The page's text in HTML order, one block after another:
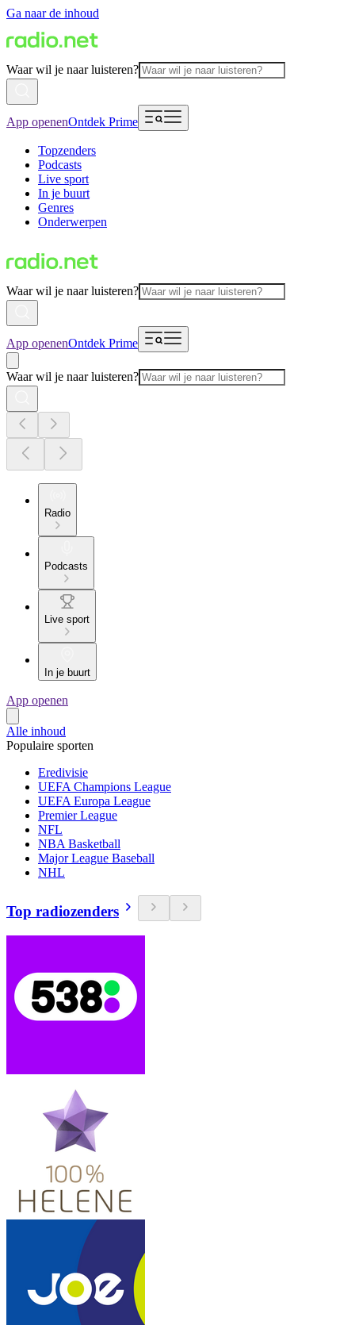
Ga naar de inhoud
Waar wil je naar luisteren?
App openenOntdek Prime
Topzenders
Podcasts
Live sport
In je buurt
Genres
Onderwerpen
Waar wil je naar luisteren?
App openenOntdek Prime
Waar wil je naar luisteren?
Radio
Podcasts
Live sport
In je buurt
App openen
Alle inhoud
Populaire sporten
Eredivisie
UEFA Champions League
UEFA Europa League
Premier League
NFL
NBA Basketball
Major League Baseball
NHL
Top radiozenders